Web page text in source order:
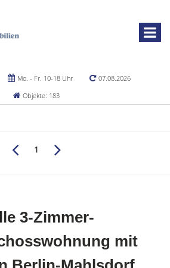
Mo. - Fr. 10-18 Uhr
07.08.2026
Objekte: 183
1
3-Zimmer-
mit